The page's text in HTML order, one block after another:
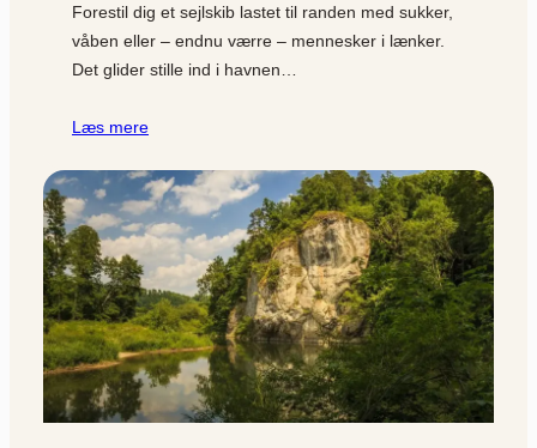
Forestil dig et sejlskib lastet til randen med sukker,
våben eller – endnu værre – mennesker i lænker.
Det glider stille ind i havnen…
Læs mere